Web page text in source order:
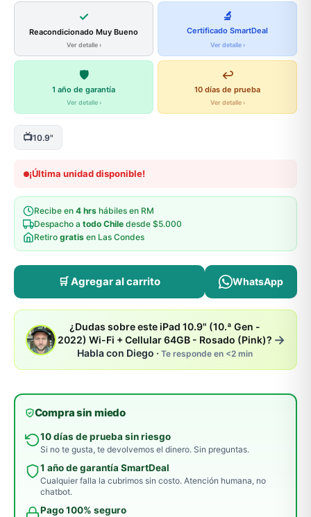
✓
Reacondicionado Muy Bueno
Ver detalle ›
🔬
Certificado SmartDeal
Ver detalle ›
🛡️
1 año de garantía
Ver detalle ›
↩️
10 días de prueba
Ver detalle ›
📺10.9"
¡Última unidad disponible!
Recibe en 4 hrs hábiles en RM
Despacho a todo Chile desde $5.000
Retiro gratis en Las Condes
🛒 Agregar al carrito WhatsApp
¿Dudas sobre este iPad 10.9" (10.ª Gen -
2022) Wi-Fi + Cellular 64GB - Rosado (Pink)?
Habla con Diego · Te responde en <2 min
→
Compra sin miedo
10 días de prueba sin riesgo
Si no te gusta, te devolvemos el dinero. Sin preguntas.
1 año de garantía SmartDeal
Cualquier falla la cubrimos sin costo. Atención humana, no
chatbot.
Pago 100% seguro